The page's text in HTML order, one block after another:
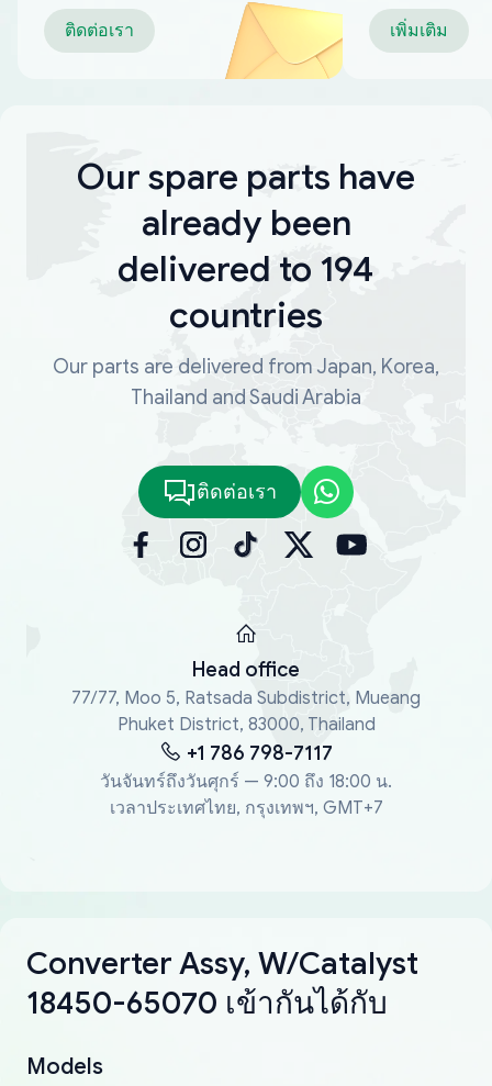
ติดต่อเรา เพิ่มเติม
Our spare parts have
already been
delivered to 194
countries
Our parts are delivered from Japan, Korea,
Thailand and Saudi Arabia
ติดต่อเรา
Head office
77/77, Moo 5, Ratsada Subdistrict, Mueang
Phuket District, 83000, Thailand
+1 786 798-7117
วันจันทร์ถึงวันศุกร์ — 9:00 ถึง 18:00 น.
เวลาประเทศไทย, กรุงเทพฯ, GMT+7
Converter Assy, W/Catalyst
18450-65070 เข้ากันได้กับ
Models